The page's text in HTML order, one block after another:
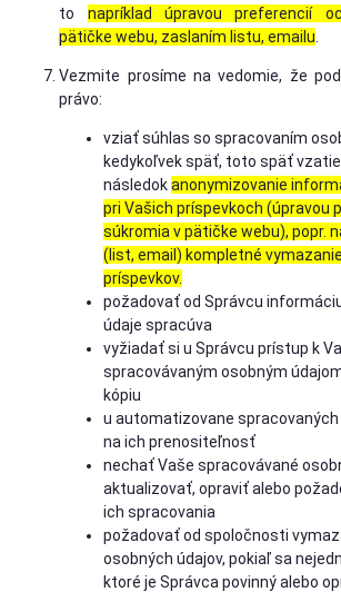
to napríklad úpravou preferencií
pätičke webu, zaslaním listu, emailu
Vezmite prosíme na vedomie, že
právo:
vziať súhlas so spracovaním
kedykoľvek späť, toto späť
následokanonymizovanie
pri Vašich príspevkoch (úpravou
súkromia v pätičke webu), popr.
(list, email) kompletné
príspevkov.
požadovať od Správcu
údaje spracúva
vyžiadať si u Správcu prístup k
spracovávaným osobným
kópiu
u automatizovane
na ich prenositeľnosť
nechať Vaše spracovávané
aktualizovať, opraviť alebo
ich spracovania
požadovať od spoločnosti
osobných údajov, pokiaľ sa
ktoré je Správca povinný alebo